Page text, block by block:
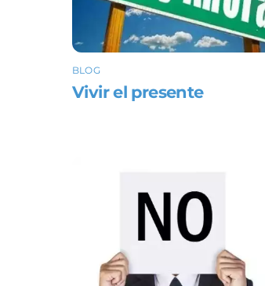
BLOG
Vivir el presente